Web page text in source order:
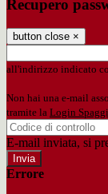
Recupero
button close ×
all'indirizzo indicato
Non hai una e-mail
tramite la Login
E-mail inviata, si
Errore